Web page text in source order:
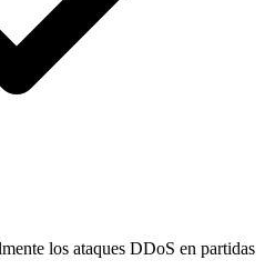
los ataques DDoS en partidas